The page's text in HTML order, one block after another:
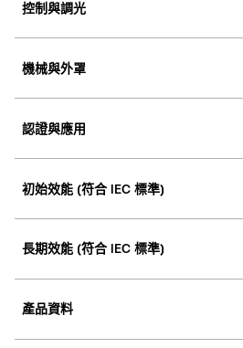
控制與調光
機械與外罩
認證與應用
初始效能 (符合 IEC 標準)
長期效能 (符合 IEC 標準)
產品資料